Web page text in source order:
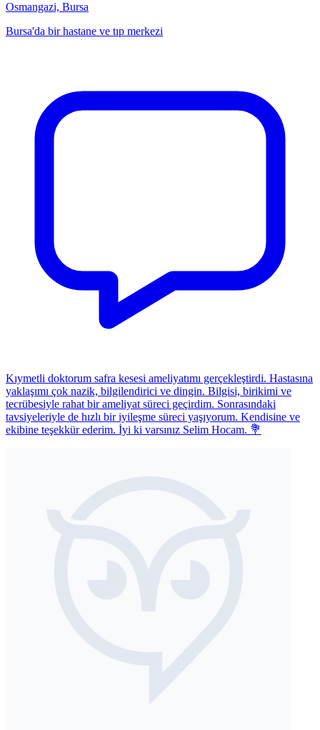
Osmangazi, Bursa
Bursa'da bir hastane ve tıp merkezi
Kıymetli doktorum safra kesesi ameliyatımı gerçekleştirdi. Hastasına
yaklaşımı çok nazik, bilgilendirici ve dingin. Bilgisi, birikimi ve
tecrübesiyle rahat bir ameliyat süreci geçirdim. Sonrasındaki
tavsiyeleriyle de hızlı bir iyileşme süreci yaşıyorum. Kendisine ve
ekibine teşekkür ederim. İyi ki varsınız Selim Hocam. 💐